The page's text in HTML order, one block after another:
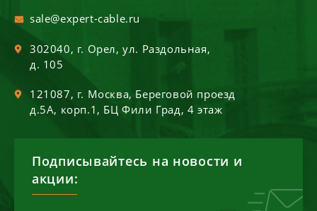
sale@expert-cable.ru
302040, г. Орел,ул. Раздольная,
д. 105
121087, г. Москва, Береговой проезд
д.5А, корп.1, БЦ Фили Град, 4 этаж
Подписывайтесь на новости и
акции: